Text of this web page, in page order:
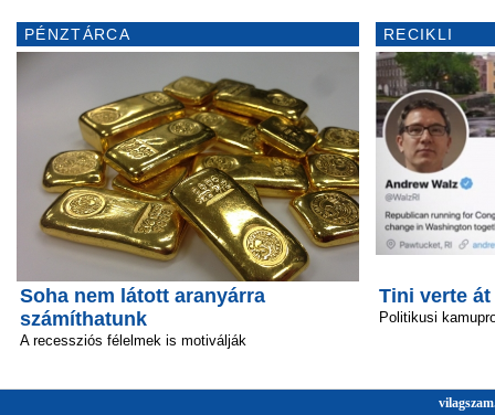
PÉNZTÁRCA
Soha nem látott aranyárra
számíthatunk
A recessziós félelmek is motiválják
RECIKLI
Tini verte
Politikusi